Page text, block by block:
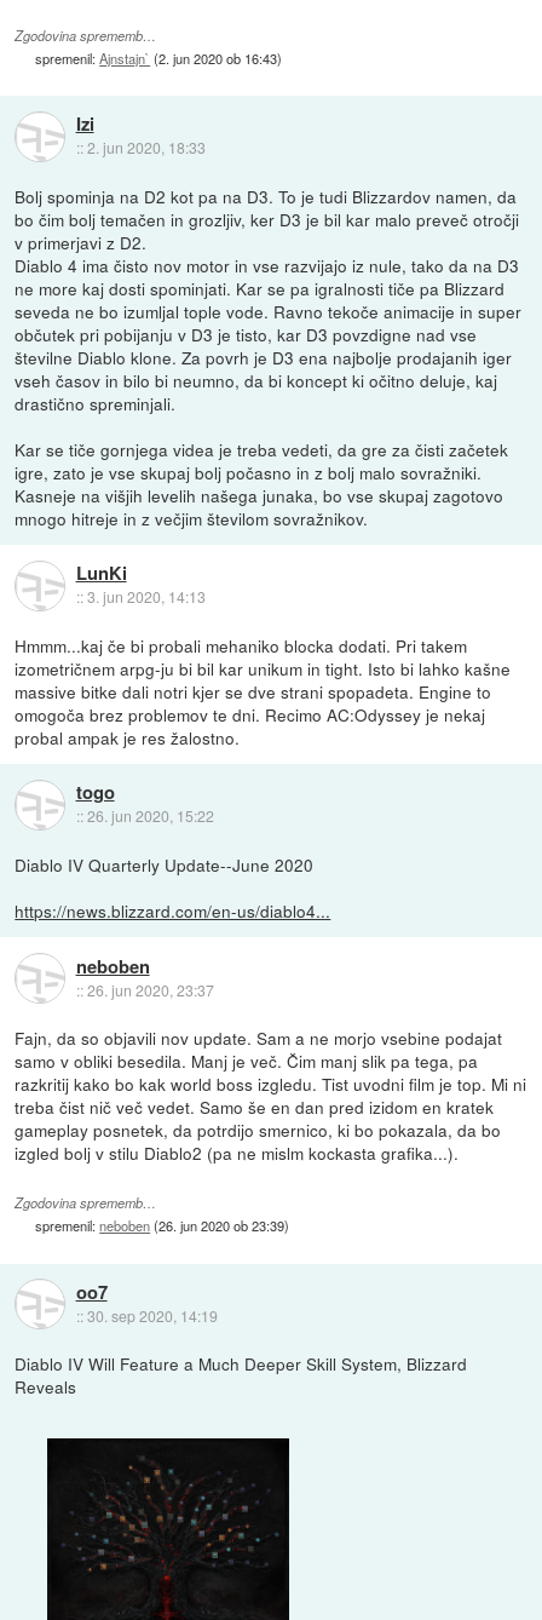
Zgodovina sprememb…
spremenil:Ajnstajn` (2. jun 2020 ob 16:43)
Izi
::2. jun 2020, 18:33
Bolj spominja na D2 kot pa na D3. To je tudi Blizzardov namen, da
bo čim bolj temačen in grozljiv, ker D3 je bil kar malo preveč otročji
v primerjavi z D2.
Diablo 4 ima čisto nov motor in vse razvijajo iz nule, tako da na D3
ne more kaj dosti spominjati. Kar se pa igralnosti tiče pa Blizzard
seveda ne bo izumljal tople vode. Ravno tekoče animacije in super
občutek pri pobijanju v D3 je tisto, kar D3 povzdigne nad vse
številne Diablo klone. Za povrh je D3 ena najbolje prodajanih iger
vseh časov in bilo bi neumno, da bi koncept ki očitno deluje, kaj
drastično spreminjali.
Kar se tiče gornjega videa je treba vedeti, da gre za čisti začetek
igre, zato je vse skupaj bolj počasno in z bolj malo sovražniki.
Kasneje na višjih levelih našega junaka, bo vse skupaj zagotovo
mnogo hitreje in z večjim številom sovražnikov.
LunKi
::3. jun 2020, 14:13
Hmmm...kaj če bi probali mehaniko blocka dodati. Pri takem
izometričnem arpg-ju bi bil kar unikum in tight. Isto bi lahko kašne
massive bitke dali notri kjer se dve strani spopadeta. Engine to
omogoča brez problemov te dni. Recimo AC:Odyssey je nekaj
probal ampak je res žalostno.
togo
::26. jun 2020, 15:22
Diablo IV Quarterly Update--June 2020
https://news.blizzard.com/en-us/diablo4...
neboben
::26. jun 2020, 23:37
Fajn, da so objavili nov update. Sam a ne morjo vsebine podajat
samo v obliki besedila. Manj je več. Čim manj slik pa tega, pa
razkritij kako bo kak world boss izgledu. Tist uvodni film je top. Mi ni
treba čist nič več vedet. Samo še en dan pred izidom en kratek
gameplay posnetek, da potrdijo smernico, ki bo pokazala, da bo
izgled bolj v stilu Diablo2 (pa ne mislm kockasta grafika...).
Zgodovina sprememb…
spremenil:neboben(26. jun 2020 ob 23:39)
oo7
::30. sep 2020, 14:19
Diablo IV Will Feature a Much Deeper Skill System, Blizzard
Reveals